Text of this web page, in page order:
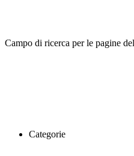
Campo di ricerca per le pagine
Categorie